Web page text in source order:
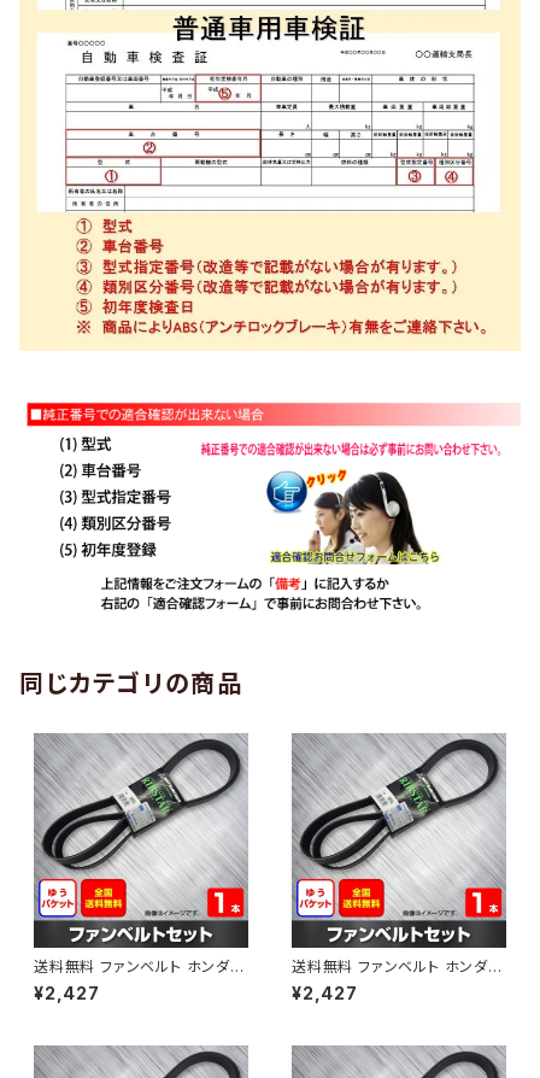
同じカテゴリの商品
送料無料 ファンベルト ホンダ
ゼスト 型式JE1 H18.03～H24.
11 （国内トップメーカー） 1本 H
¥2,427
送料無料 ファンベルト ホンダ ラ
イフ 型式JB6 H15.09～H20.1
1 （国内トップメーカー） 1本 HA
¥2,427